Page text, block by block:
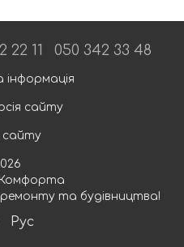
22 11 050 342 33 48
сайту
та будівництва!
Рус